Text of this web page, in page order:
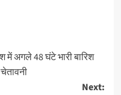
अगले 48 घंटे भारी बारिश
Next: